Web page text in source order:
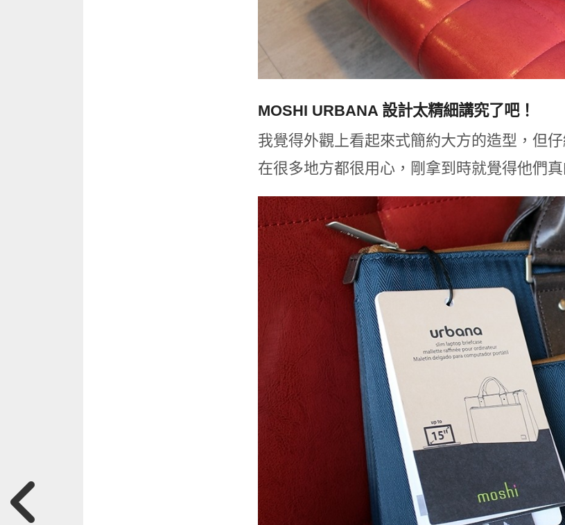
MOSHI URBANA 設計太精細講究了吧！
我覺得外觀上看起來式簡約大方的造型，但
在很多地方都很用心，剛拿到時就覺得他們真